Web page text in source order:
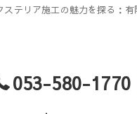
ステリア施工の魅力を探る：
053-580-1770